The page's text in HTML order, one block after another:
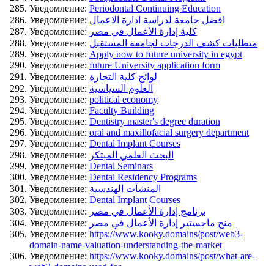
Уведомление: Periodontal Continuing Education
Уведомление: افضل جامعة لدراسة ادارة الاعمال
Уведомление: كلية إدارة الأعمال في مصر
Уведомление: متطلبات كشف الدرجات لجامعة المستقبل
Уведомление: Apply now to future university in egypt
Уведомление: future University application form
Уведомление: لوائح كلية التجارة
Уведомление: العلوم السياسية
Уведомление: political economy
Уведомление: Faculty Building
Уведомление: Dentistry master's degree duration
Уведомление: oral and maxillofacial surgery department
Уведомление: Dental Implant Courses
Уведомление: البحث العلمي المبتكر
Уведомление: Dental Seminars
Уведомление: Dental Residency Programs
Уведомление: المنشآت الهندسية
Уведомление: Dental Implant Courses
Уведомление: برنامج إدارة الأعمال في مصر
Уведомление: منح ماجستير إدارة الأعمال في مصر
Уведомление: https://www.kooky.domains/post/web3-
domain-name-valuation-understanding-the-market
Уведомление: https://www.kooky.domains/post/what-are-